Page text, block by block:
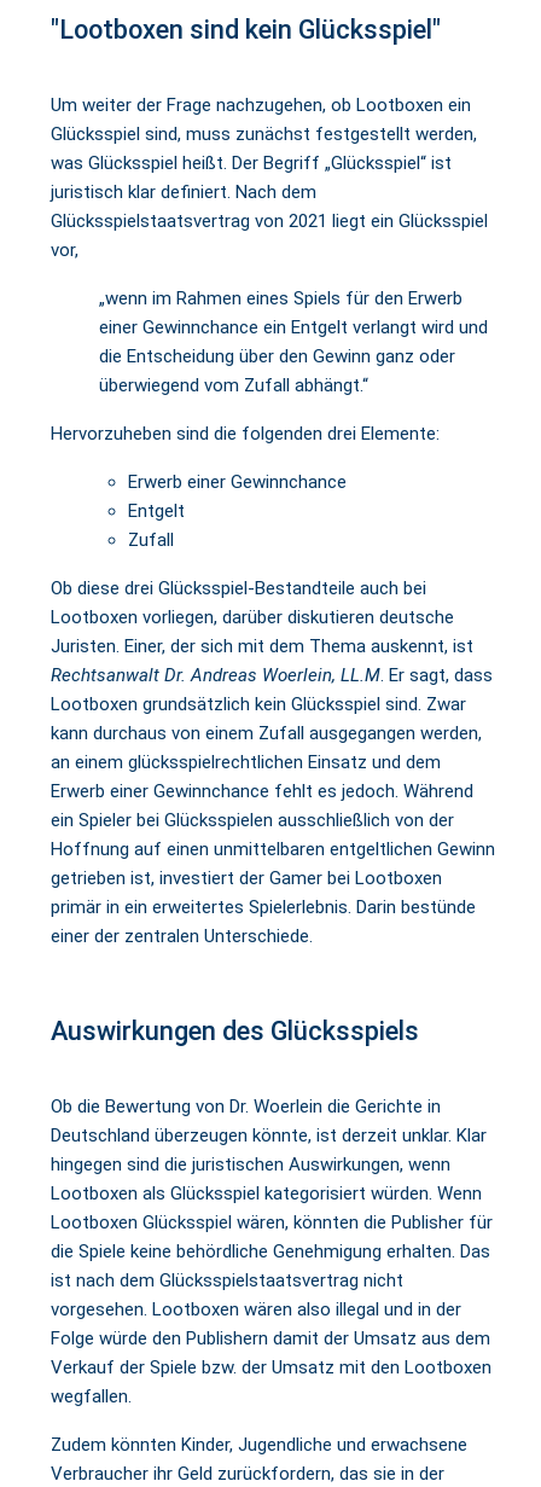
"Lootboxen sind kein Glücksspiel"
Um weiter der Frage nachzugehen, ob Lootboxen ein
Glücksspiel sind, muss zunächst festgestellt werden,
was Glücksspiel heißt. Der Begriff „Glücksspiel“ ist
juristisch klar definiert. Nach dem
Glücksspielstaatsvertrag von 2021 liegt ein Glücksspiel
vor,
„wenn im Rahmen eines Spiels für den Erwerb
einer Gewinnchance ein Entgelt verlangt wird und
die Entscheidung über den Gewinn ganz oder
überwiegend vom Zufall abhängt.“
Hervorzuheben sind die folgenden drei Elemente:
Erwerb einer Gewinnchance
Entgelt
Zufall
Ob diese drei Glücksspiel-Bestandteile auch bei
Lootboxen vorliegen, darüber diskutieren deutsche
Juristen. Einer, der sich mit dem Thema auskennt, ist
Rechtsanwalt Dr. Andreas Woerlein, LL.M. Er sagt, dass
Lootboxen grundsätzlich kein Glücksspiel sind. Zwar
kann durchaus von einem Zufall ausgegangen werden,
an einem glücksspielrechtlichen Einsatz und dem
Erwerb einer Gewinnchance fehlt es jedoch. Während
ein Spieler bei Glücksspielen ausschließlich von der
Hoffnung auf einen unmittelbaren entgeltlichen Gewinn
getrieben ist, investiert der Gamer bei Lootboxen
primär in ein erweitertes Spielerlebnis. Darin bestünde
einer der zentralen Unterschiede.
Auswirkungen des Glücksspiels
Ob die Bewertung von Dr. Woerlein die Gerichte in
Deutschland überzeugen könnte, ist derzeit unklar. Klar
hingegen sind die juristischen Auswirkungen, wenn
Lootboxen als Glücksspiel kategorisiert würden. Wenn
Lootboxen Glücksspiel wären, könnten die Publisher für
die Spiele keine behördliche Genehmigung erhalten. Das
ist nach dem Glücksspielstaatsvertrag nicht
vorgesehen. Lootboxen wären also illegal und in der
Folge würde den Publishern damit der Umsatz aus dem
Verkauf der Spiele bzw. der Umsatz mit den Lootboxen
wegfallen.
Zudem könnten Kinder, Jugendliche und erwachsene
Verbraucher ihr Geld zurückfordern, das sie in der